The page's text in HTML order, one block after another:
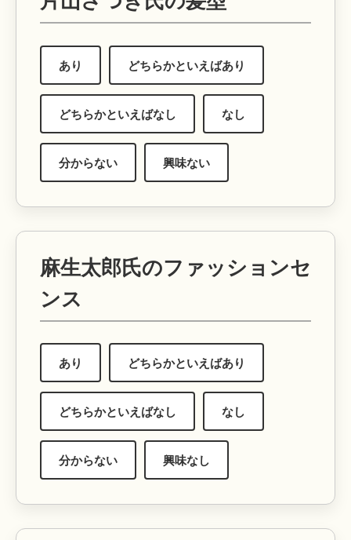
あり どちらかといえばあり
どちらかといえばなし なし
分からない 興味ない
麻生太郎氏のファッションセ
ンス
あり どちらかといえばあり
どちらかといえばなし なし
分からない 興味なし